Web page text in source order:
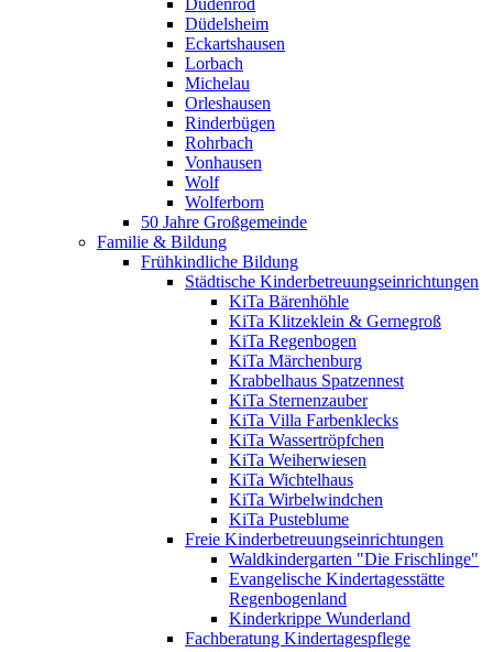
Dudenrod
Düdelsheim
Eckartshausen
Lorbach
Michelau
Orleshausen
Rinderbügen
Rohrbach
Vonhausen
Wolf
Wolferborn
50 Jahre Großgemeinde
Familie & Bildung
Frühkindliche Bildung
Städtische Kinderbetreuungseinrichtungen
KiTa Bärenhöhle
KiTa Klitzeklein & Gernegroß
KiTa Regenbogen
KiTa Märchenburg
Krabbelhaus Spatzennest
KiTa Sternenzauber
KiTa Villa Farbenklecks
KiTa Wassertröpfchen
KiTa Weiherwiesen
KiTa Wichtelhaus
KiTa Wirbelwindchen
KiTa Pusteblume
Freie Kinderbetreuungseinrichtungen
Waldkindergarten "Die Frischlinge"
Evangelische Kindertagesstätte
Regenbogenland
Kinderkrippe Wunderland
Fachberatung Kindertagespflege